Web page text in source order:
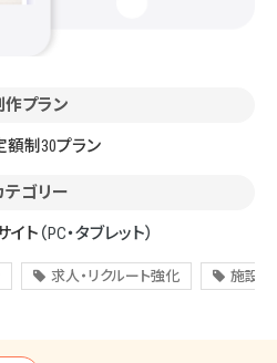
作プラン
額制30プラン
テゴリー
イト （PC・タブレット）
求人・リクルート強化 施設関